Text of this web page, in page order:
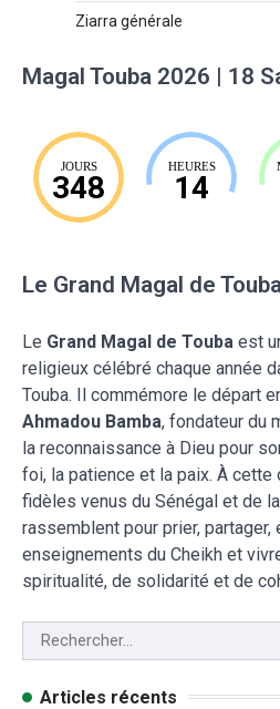
Ziarra générale
Magal Touba 2026 | 18
JOURS
348
HEURES
14
Le Grand Magal de Touba
Le Grand Magal de Touba est
religieux célébré chaque année
Touba. Il commémore le départ
Ahmadou Bamba, fondateur du
la reconnaissance à Dieu pour
foi, la patience et la paix. À
fidèles venus du Sénégal et de
rassemblent pour prier, partager,
enseignements du Cheikh et
spiritualité, de solidarité et de
Articles récents